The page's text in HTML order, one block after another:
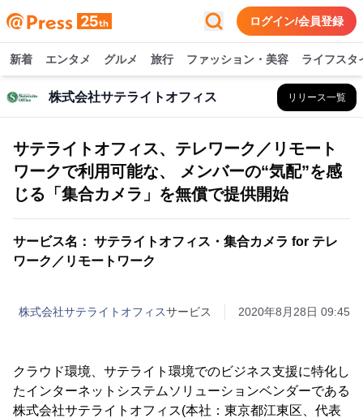
ログイン/会員登録
新着 エンタメ グルメ 旅行 ファッション・美容 ライフスタ
株式会社サテライトオフィス リリース一覧
サテライトオフィス、テレワーク／リモート
ワークで利用可能な、 メンバーの“気配”を感
じる「集合カメラ」を無償で提供開始
サービス名： サテライトオフィス・集合カメラ for テレ
ワーク／リモートワーク
株式会社サテライトオフィスサービス 2020年8月28日 09:45
クラウド環境、サテライト環境でのビジネス支援に特化し
たインターネットシステムソリューションベンダーである
株式会社サテライトオフィス(本社：東京都江東区、代表